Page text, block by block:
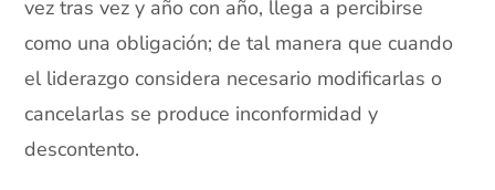
vez tras vez y año con año, llega a percibirse
como una obligación; de tal manera que cuando
el liderazgo considera necesario modificarlas o
cancelarlas se produce inconformidad y
descontento.